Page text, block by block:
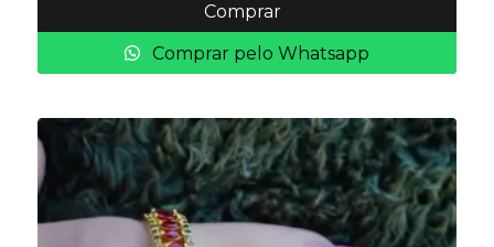
Comprar
Comprar pelo Whatsapp